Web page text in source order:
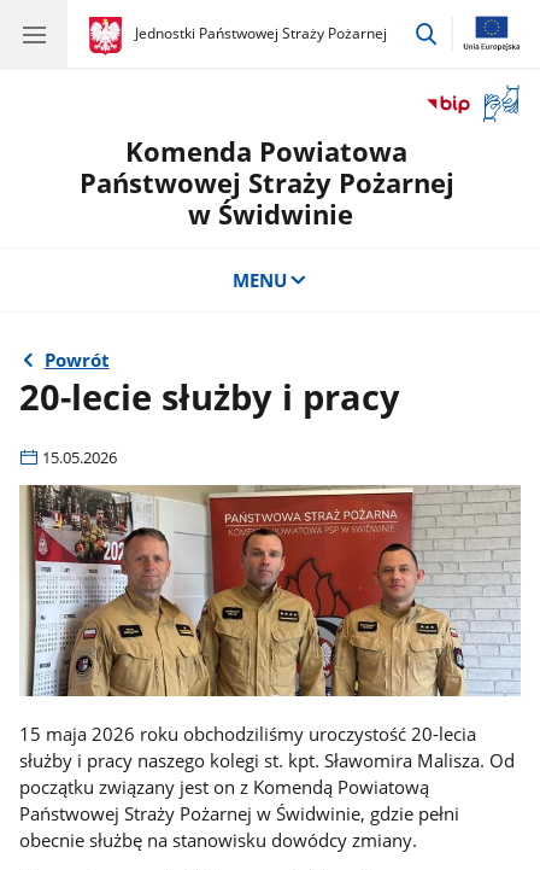
gov.pl
Jednostki Państwowej Straży Pożarnej
gov.pl
Jednostki
przejdź
okno
Komenda Powiatowa
Państwowej Straży Pożarnej
w Świdwinie
MENU
Powrót
20-lecie służby i pracy
15.05.2026
15 maja 2026 roku obchodziliśmy uroczystość 20-lecia
służby i pracy naszego kolegi st. kpt. Sławomira Malisza. Od
początku związany jest on z Komendą Powiatową
Państwowej Straży Pożarnej w Świdwinie, gdzie pełni
obecnie służbę na stanowisku dowódcy zmiany.